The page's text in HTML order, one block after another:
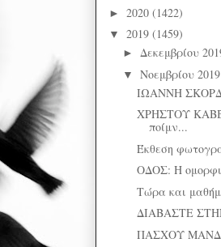
► 2020 (1422)
▼ 2019 (1459)
► Δεκεμβρίου
▼ Νοεμβρίου 2019
ΙΩΑΝΝΗ
ΧΡΗΣΤΟΥ
ποίμν...
Έκθεση
ΟΔΟΣ: Η
Τώρα και
ΔΙΑΒΑΣΤΕ
ΠΑΣΧΟΥ